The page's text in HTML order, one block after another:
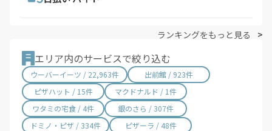
ランキングをもっと見る
エリア内のサービスで絞り込む
ウーバーイーツ / 22,963件
出前館 / 923件
ピザハット / 15件
マクドナルド / 1件
ワタミの宅食 / 4件
銀のさら / 307件
ドミノ・ピザ / 334件
ピザーラ / 48件